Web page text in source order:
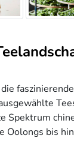
Spektrum
Oolongs bis